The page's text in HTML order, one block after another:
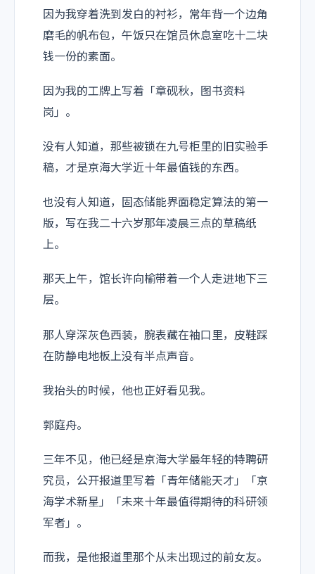
因为我穿着洗到发白的衬衫，常年背一个边角
磨毛的帆布包，午饭只在馆员休息室吃十二块
钱一份的素面。
因为我的工牌上写着「章砚秋，图书资料
岗」。
没有人知道，那些被锁在九号柜里的旧实验手
稿，才是京海大学近十年最值钱的东西。
也没有人知道，固态储能界面稳定算法的第一
版，写在我二十六岁那年凌晨三点的草稿纸
上。
那天上午，馆长许向榆带着一个人走进地下三
层。
那人穿深灰色西装，腕表藏在袖口里，皮鞋踩
在防静电地板上没有半点声音。
我抬头的时候，他也正好看见我。
郭庭舟。
三年不见，他已经是京海大学最年轻的特聘研
究员，公开报道里写着「青年储能天才」「京
海学术新星」「未来十年最值得期待的科研领
军者」。
而我，是他报道里那个从未出现过的前女友。